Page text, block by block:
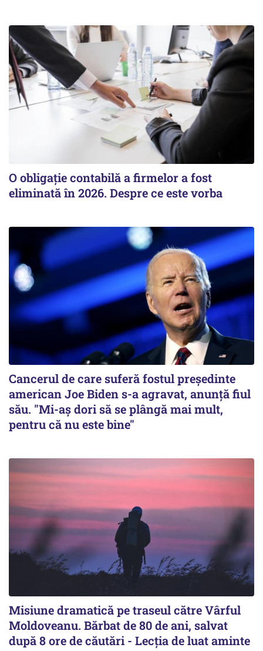
O obligație contabilă a firmelor a fost
eliminată în 2026. Despre ce este vorba
Cancerul de care suferă fostul preşedinte
american Joe Biden s-a agravat, anunță fiul
său. "Mi-aș dori să se plângă mai mult,
pentru că nu este bine"
Misiune dramatică pe traseul către Vârful
Moldoveanu. Bărbat de 80 de ani, salvat
după 8 ore de căutări - Lecția de luat aminte